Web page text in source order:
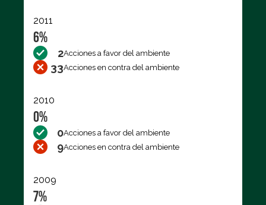
2011
6%
2Acciones a favor del ambiente
33Acciones en contra del ambiente
2010
0%
0Acciones a favor del ambiente
9Acciones en contra del ambiente
2009
7%